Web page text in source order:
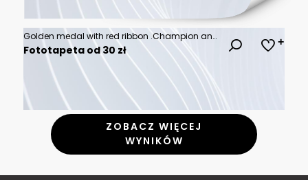
Golden medal with red ribbon .Champion and winner awards Sports medal .
Fototapeta od 30 zł
ZOBACZ WIĘCEJ
WYNIKÓW